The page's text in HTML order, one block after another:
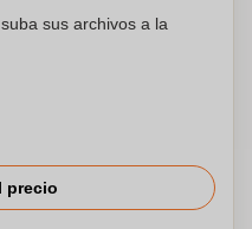
sus archivos a la
precio